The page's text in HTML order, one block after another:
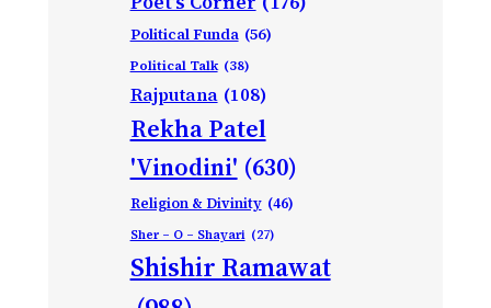
Political Funda (56)
Political Talk (38)
Rajputana (108)
Rekha Patel
'Vinodini' (630)
Religion & Divinity (46)
Sher – O – Shayari (27)
Shishir Ramawat